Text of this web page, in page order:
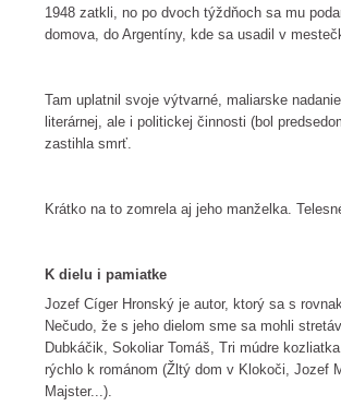
1948 zatkli, no po dvoch týždňoch sa mu
domova, do Argentíny, kde sa usadil v
Tam uplatnil svoje výtvarné, maliarske
literárnej, ale i politickej činnosti (bol
zastihla smrť.
Krátko na to zomrela aj jeho manželka.
K dielu i pamiatke
Jozef Cíger Hronský je autor, ktorý sa s
Nečudo, že s jeho dielom sme sa mohli
Dubkáčik, Sokoliar Tomáš, Tri múdre
rýchlo k románom (Žltý dom v Klokoči, Jozef
Majster...).